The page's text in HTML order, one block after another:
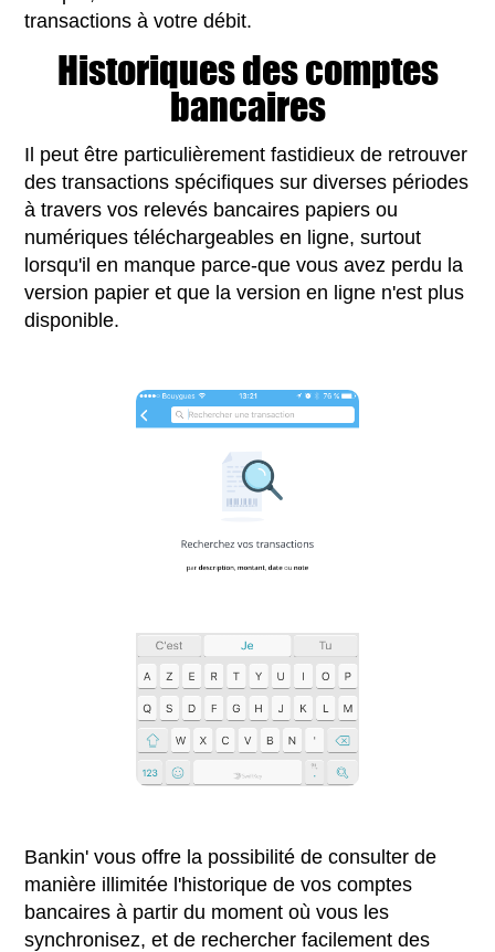
transactions à votre débit.
Historiques des comptes
bancaires
Il peut être particulièrement fastidieux de retrouver
des transactions spécifiques sur diverses périodes
à travers vos relevés bancaires papiers ou
numériques téléchargeables en ligne, surtout
lorsqu'il en manque parce-que vous avez perdu la
version papier et que la version en ligne n'est plus
disponible.
Bankin' vous offre la possibilité de consulter de
manière illimitée l'historique de vos comptes
bancaires à partir du moment où vous les
synchronisez, et de rechercher facilement des